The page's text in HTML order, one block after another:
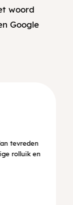
woord
Google
tevreden
rolluik en